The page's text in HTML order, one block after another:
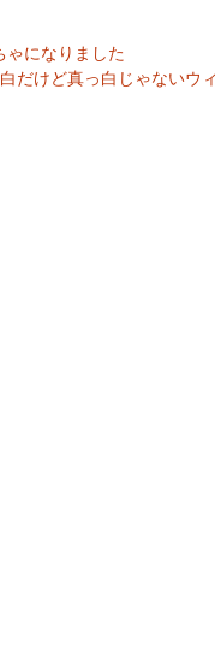
ゃになりました
白だけど真っ白じゃないウ